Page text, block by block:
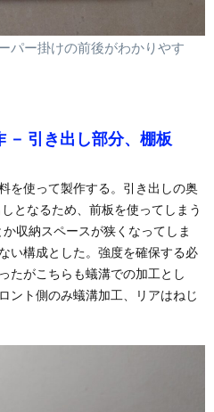
パー掛けの前後がわかりやす
－ 引き出し部分、棚板
を使って製作する。引き出しの奥
となるため、前板を使ってしまう
収納スペースが狭くなってしま
い構成とした。強度を確保する必
たがこちらも蟻溝での加工とし
ント側のみ蟻溝加工、リアはねじ